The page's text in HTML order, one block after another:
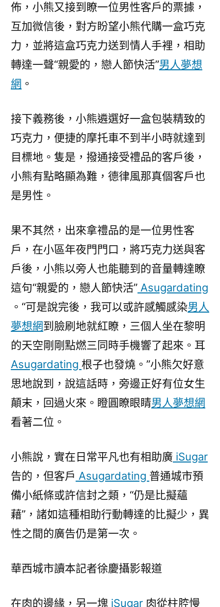
佈，小熊又接到瞭一位男性客戶的票據，
互加微信後，對方盼望小熊代購一盒巧克
力，並將這盒巧克力送到情人手裡，相助
轉達一聲“親愛的，戀人節快活”男人夢想
網 。
接下義務後，小熊遴選好一盒包裝精致的
巧克力，便捷的摩托車不到半小時就達到
目標地。隻是，撥通接受禮品的客戶後，
小熊有點略顯為難，德律風那真個客戶也
是男性。
果不其然，出來拿禮品的是一位男性客
戶，在小區年夜門門口，將巧克力送與客
戶後，小熊以旁人也能聽到的音量轉達瞭
這句“親愛的，戀人節快活” Asugardating
。“可是說完後，我可以或許感觸感染男人
夢想網到臉刷地就紅瞭，三個人坐在黎明
的天空剛剛點燃三同時手機響了起來。耳
Asugardating 根子也發燒。”小熊欠好意
思地說到，說這話時，旁邊正好有位女生
顛末，回過火來。瞪圓瞭眼睛男人夢想網
看著二位。
小熊說，實在日常平凡也有相助廣 iSugar
告的，但客戶 Asugardating 普通城市預
備小紙條或許信封之類，“仍是比擬蘊
藉”，諸如這種相助行動轉達的比擬少，異
性之間的廣告仍是第一次。
華西城市讀本記者徐慶攝影報道
在肉的邊緣，另一塊 iSugar 肉從柱腔慢